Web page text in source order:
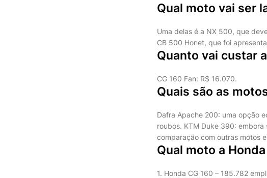
Qual moto vai ser
Uma delas é a NX 500, que
CB 500 Honet, que foi
Quanto vai custar
CG 160 Fan: R$ 16.070.
Quais são as
Dafra Apache 200: uma opção
roubos. KTM Duke 390:
comparação com outras motos
Qual moto a
1. Honda CG 160 – 185.782